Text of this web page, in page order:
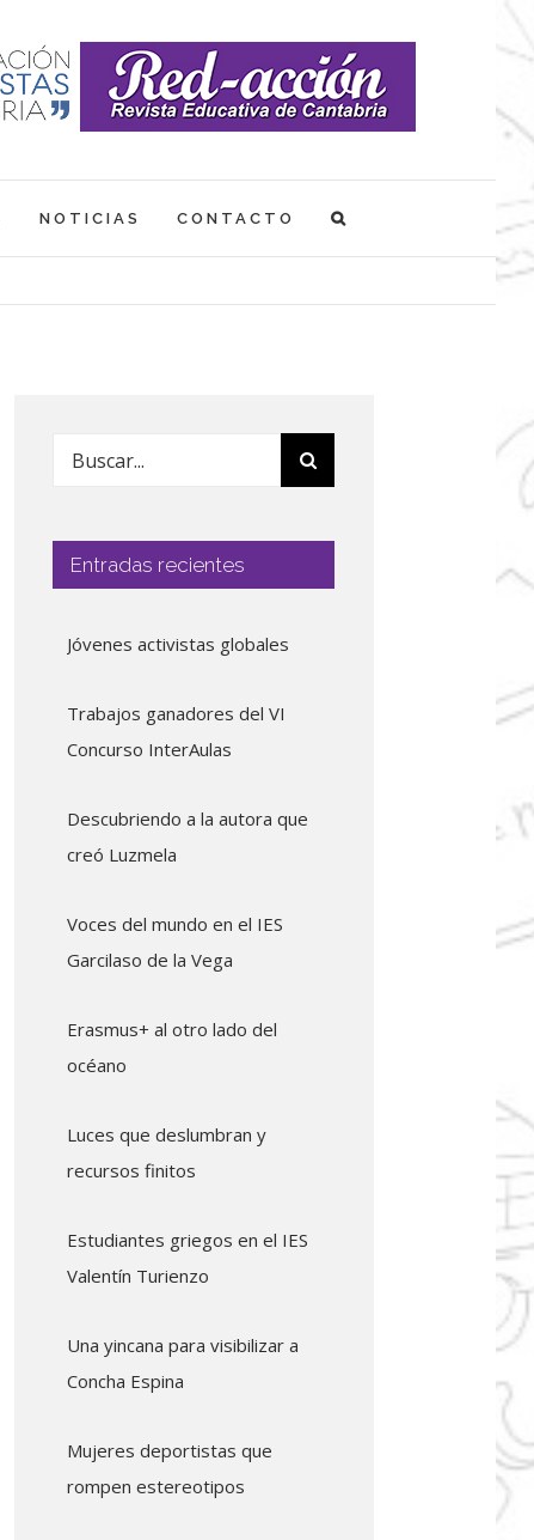
NOTICIAS CONTACTO
Buscar:
Entradas recientes
Jóvenes activistas globales
Trabajos ganadores del VI
Concurso InterAulas
Descubriendo a la autora que
creó Luzmela
Voces del mundo en el IES
Garcilaso de la Vega
Erasmus+ al otro lado del
océano
Luces que deslumbran y
recursos finitos
Estudiantes griegos en el IES
Valentín Turienzo
Una yincana para visibilizar a
Concha Espina
Mujeres deportistas que
rompen estereotipos